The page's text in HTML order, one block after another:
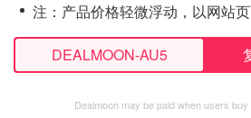
注 ：产品价格轻微浮动，以网站页
DEALMOON-AU5
Dealmoon may be paid when users buy